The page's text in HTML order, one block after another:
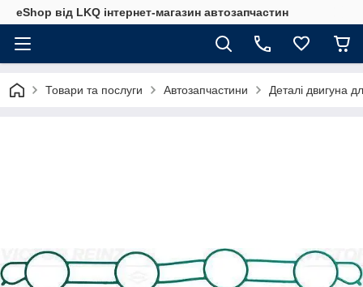
eShop від LKQ інтернет-магазин автозапчастин
Товари та послуги Автозапчастини Деталі двигуна